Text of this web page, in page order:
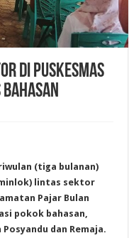
di Puskesmas
(tiga bulanan)
lintas sektor
Pajar Bulan
pokok bahasan,
dan Remaja.